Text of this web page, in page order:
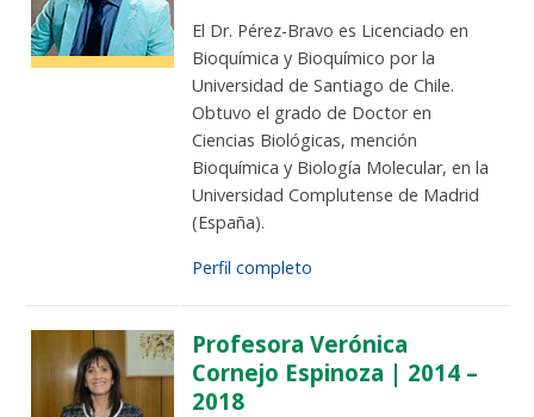
Estudiantes
Funcionarias/os
El Dr. Pérez-Bravo es Licenciado en
Bioquímica y Bioquímico por la
Universidad de Santiago de Chile.
Obtuvo el grado de Doctor en
Ciencias Biológicas, mención
Bioquímica y Biología Molecular, en la
Universidad Complutense de Madrid
(España).
Perfil completo
Profesora Verónica
Cornejo Espinoza | 2014 –
2018